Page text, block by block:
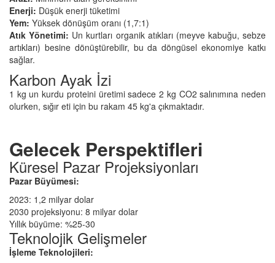
Enerji: Düşük enerji tüketimi
Yem: Yüksek dönüşüm oranı (1,7:1)
Atık Yönetimi: Un kurtları organik atıkları (meyve kabuğu, sebze
artıkları) besine dönüştürebilir, bu da döngüsel ekonomiye katkı
sağlar.
Karbоn Ayak İzi
1 kg un kurdu proteini üretimi sadece 2 kg CO2 salınımına neden
olurken, sığır eti için bu rakam 45 kg'a çıkmaktadır.
Gelecek Perspektifleri
Küresel Pazar Projeksiyonları
Pazar Büyümesi:
2023: 1,2 milyar dolar
2030 projeksiyonu: 8 milyar dolar
Yıllık büyüme: %25-30
Teknolojik Gelişmeler
İşleme Teknolojileri: